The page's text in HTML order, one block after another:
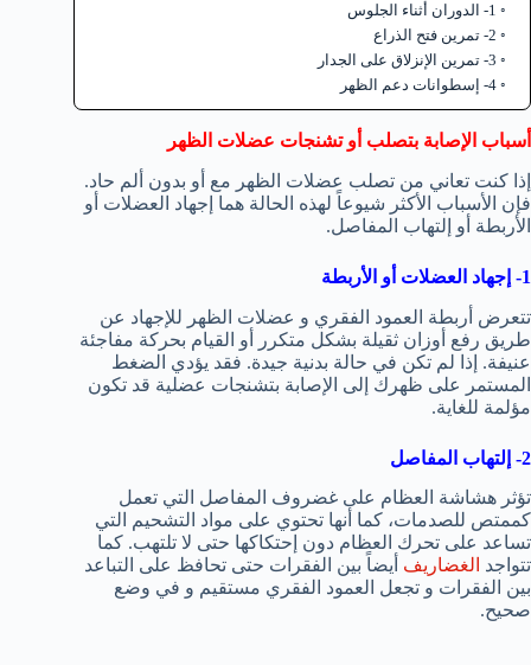
1- الدوران أثناء الجلوس
2- تمرين فتح الذراع
3- تمرين الإنزلاق على الجدار
4- إسطوانات دعم الظهر
أسباب الإصابة بتصلب أو تشنجات عضلات الظهر
إذا كنت تعاني من تصلب عضلات الظهر مع أو بدون ألم حاد.
فإن الأسباب الأكثر شيوعاً لهذه الحالة هما إجهاد العضلات أو
الأربطة أو إلتهاب المفاصل.
1- إجهاد العضلات أو الأربطة
تتعرض أربطة العمود الفقري و عضلات الظهر للإجهاد عن
طريق رفع أوزان ثقيلة بشكل متكرر أو القيام بحركة مفاجئة
عنيفة. إذا لم تكن في حالة بدنية جيدة. فقد يؤدي الضغط
المستمر على ظهرك إلى الإصابة بتشنجات عضلية قد تكون
مؤلمة للغاية.
2- إلتهاب المفاصل
تؤثر هشاشة العظام على غضروف المفاصل التي تعمل
كممتص للصدمات، كما أنها تحتوي على مواد التشحيم التي
تساعد على تحرك العظام دون إحتكاكها حتى لا تلتهب. كما
تتواجد الغضاريف أيضاً بين الفقرات حتى تحافظ على التباعد
بين الفقرات و تجعل العمود الفقري مستقيم و في وضع
صحيح.